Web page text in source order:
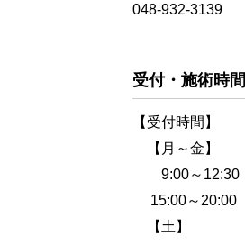
048-932-3139
受付・施術時間
【受付時間】
【月～金】
9:00～12:30
15:00～20:00
【土】